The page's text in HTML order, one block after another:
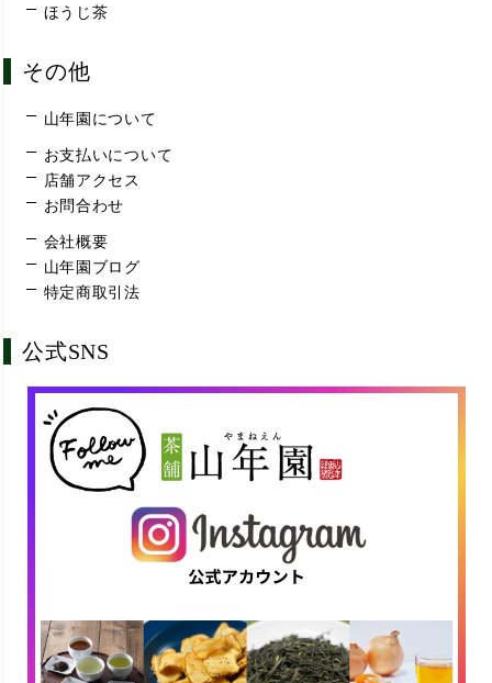
ほうじ茶
その他
山年園について
お支払いについて
店舗アクセス
お問合わせ
会社概要
山年園ブログ
特定商取引法
公式SNS